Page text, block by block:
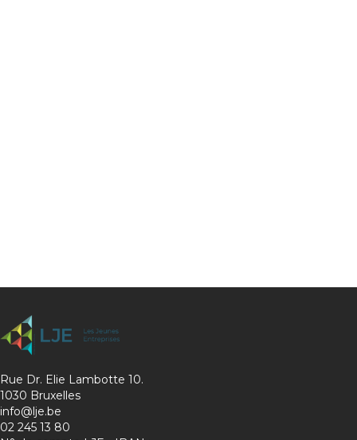
Rue Dr. Elie Lambotte 10.
1030 Bruxelles
info@lje.be
02 245 13 80